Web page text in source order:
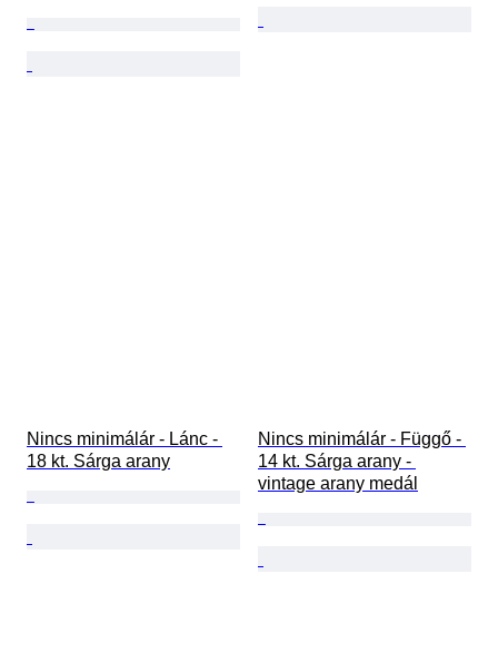
Nincs minimálár - Lánc -
18 kt. Sárga arany
Nincs minimálár - Függő -
14 kt. Sárga arany -
vintage arany medál